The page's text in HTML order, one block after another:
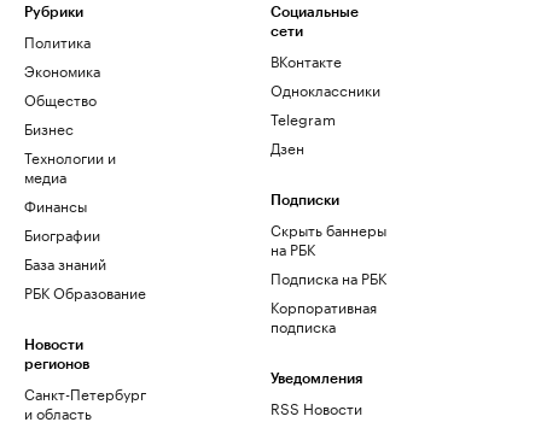
Рубрики
Политика
Экономика
Общество
Бизнес
Технологии и
медиа
Финансы
Биографии
База знаний
РБК Образование
Новости
регионов
Санкт-Петербург
и область
Социальные
сети
ВКонтакте
Одноклассники
Telegram
Дзен
Подписки
Скрыть баннеры
на РБК
Подписка на РБК
Корпоративная
подписка
Уведомления
RSS Новости